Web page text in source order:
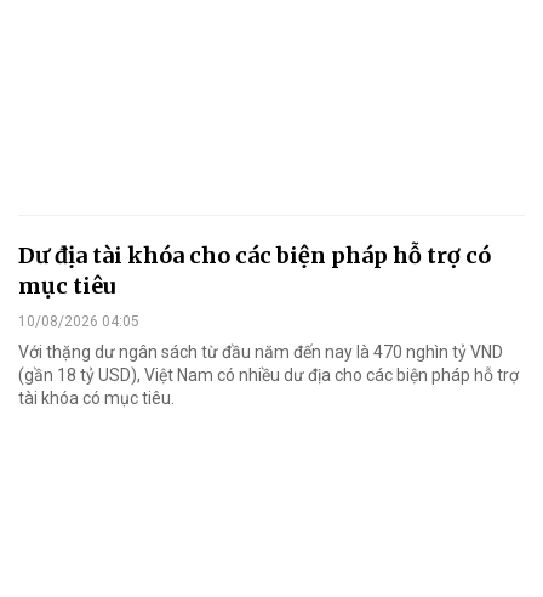
Dư địa tài khóa cho các biện pháp hỗ trợ có
mục tiêu
10/08/2026 04:05
Với thặng dư ngân sách từ đầu năm đến nay là 470 nghìn tỷ VND
(gần 18 tỷ USD), Việt Nam có nhiều dư địa cho các biện pháp hỗ trợ
tài khóa có mục tiêu.